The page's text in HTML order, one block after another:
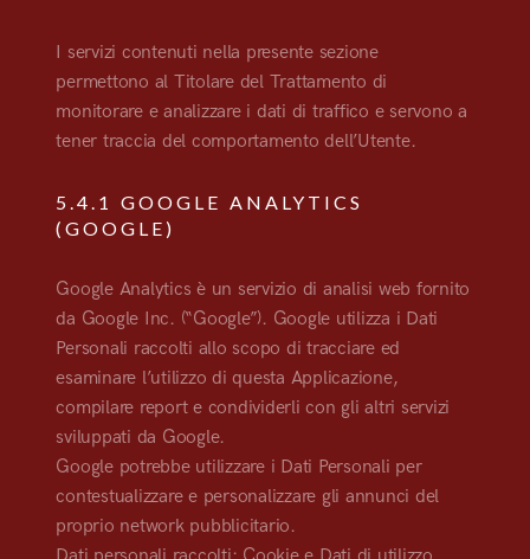
I servizi contenuti nella presente sezione
permettono al Titolare del Trattamento di
monitorare e analizzare i dati di traffico e servono a
tener traccia del comportamento dell’Utente.
5.4.1 GOOGLE ANALYTICS
(GOOGLE)
Google Analytics è un servizio di analisi web fornito
da Google Inc. (“Google”). Google utilizza i Dati
Personali raccolti allo scopo di tracciare ed
esaminare l’utilizzo di questa Applicazione,
compilare report e condividerli con gli altri servizi
sviluppati da Google.
Google potrebbe utilizzare i Dati Personali per
contestualizzare e personalizzare gli annunci del
proprio network pubblicitario.